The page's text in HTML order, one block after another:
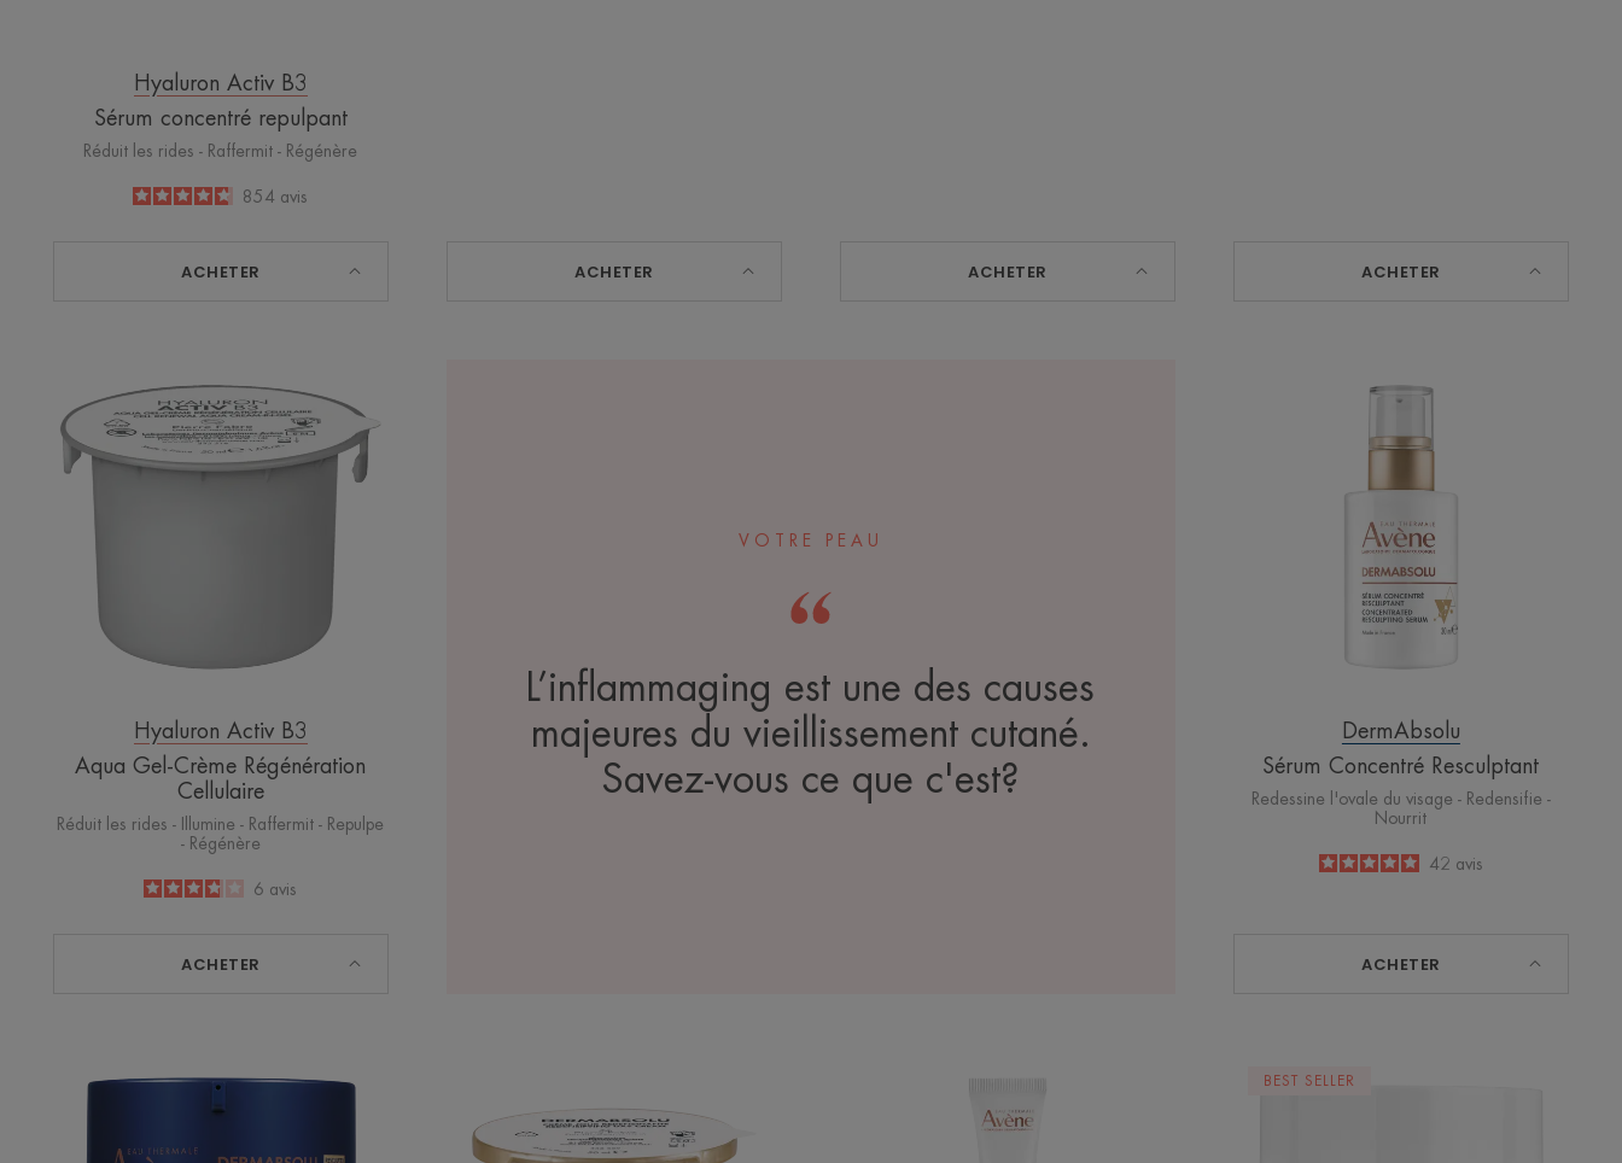
Hyaluron Activ B3
Sérum concentré repulpant
Réduit les rides - Raffermit - Régénère
4.7
/
5
854 avis
ACHETER ACHETER ACHETER ACHETER
Gel-
Crème
Régénération
Hyaluron Activ B3
Aqua Gel-Crème Régénération
Cellulaire
Réduit les rides - Illumine - Raffermit - Repulpe
- Régénère
3.8
/
5
6 avis
ACHETER
VOTRE PEAU
L’inflammaging est une des causes
majeures du vieillissement cutané.
Savez-vous ce que c'est?
Concentré
DermAbsolu
Sérum Concentré Resculptant
Redessine l'ovale du visage - Redensifie -
Nourrit
5
/
5
42 avis
ACHETER
Nuit
Intensive
Redensifiante
Combleur
BEST SELLER